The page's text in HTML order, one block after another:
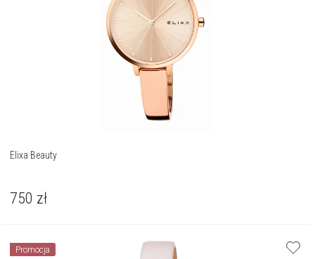
Elixa Beauty
750 zł
Promocja